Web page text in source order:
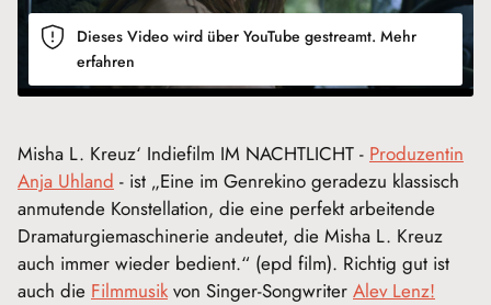
Dieses Video wird über YouTube gestreamt. Mehr
erfahren
Misha L. Kreuz‘ Indiefilm IM NACHTLICHT - Produzentin
Anja Uhland - ist „Eine im Genrekino geradezu klassisch
anmutende Konstellation, die eine perfekt arbeitende
Dramaturgiemaschinerie andeutet, die Misha L. Kreuz
auch immer wieder bedient.“ (epd film). Richtig gut ist
auch die Filmmusikvon Singer-Songwriter Alev Lenz!